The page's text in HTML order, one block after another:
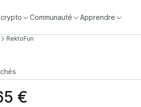
Communauté Apprendre
RektoFun
€